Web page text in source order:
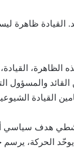
ظاهرة
الظاهرة،
القائد والمسؤول
القيادة
ناشطي هدف سياسي
الحركة، يرسم